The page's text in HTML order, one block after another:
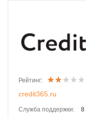
Рейтинг:
credit365.ru
Служба поддержки:
8